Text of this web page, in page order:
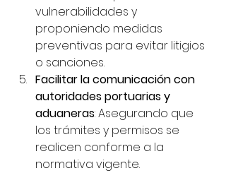
vulnerabilidades y
proponiendo medidas
preventivas para evitar litigios
o sanciones.
Facilitar la comunicación con
autoridades portuarias y
aduaneras: Asegurando que
los trámites y permisos se
realicen conforme a la
normativa vigente.